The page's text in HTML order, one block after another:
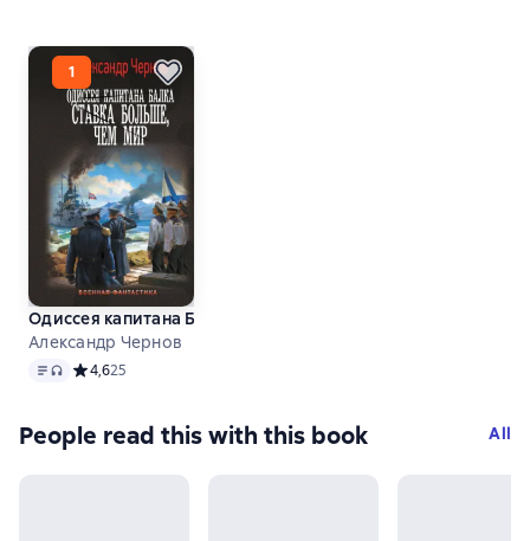
Одиссея капитана Балка. Ставка больше, чем мир
Александр Чернов
Text, audio format available
Средний рейтинг 4,6 на основе 25 оценок
4,625
People read this with this book All